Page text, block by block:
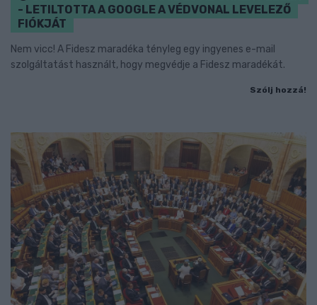
- LETILTOTTA A GOOGLE A VÉDVONAL LEVELEZŐ
FIÓKJÁT
Nem vicc! A Fidesz maradéka tényleg egy ingyenes e-mail
szolgáltatást használt, hogy megvédje a Fidesz maradékát.
Szólj hozzá!